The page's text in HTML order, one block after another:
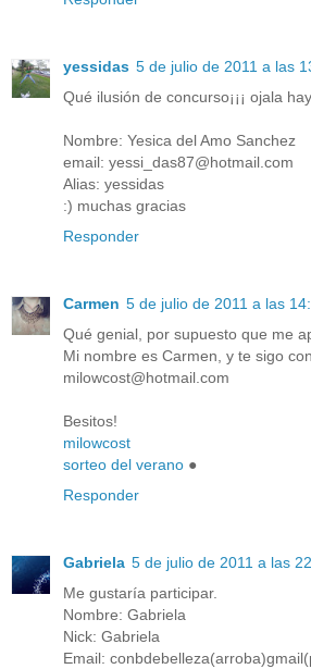
yessidas 5 de julio de 2011 a las
Qué ilusión de concurso¡¡¡ ojala
Nombre: Yesica del Amo Sanchez
email: yessi_das87@hotmail.com
Alias: yessidas
:) muchas gracias
Responder
Carmen 5 de julio de 2011 a las
Qué genial, por supuesto que me
Mi nombre es Carmen, y te sigo
milowcost@hotmail.com
Besitos!
milowcost
sorteo del verano ●
Responder
Gabriela 5 de julio de 2011 a las
Me gustaría participar.
Nombre: Gabriela
Nick: Gabriela
Email: